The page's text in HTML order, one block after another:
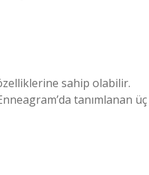
sahip olabilir.
tanımlanan üç